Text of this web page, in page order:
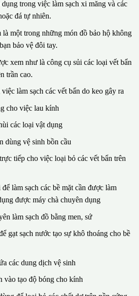
trong việc làm sạch xi măng và các
đá tự nhiên.
là một trong những món đồ bảo hộ không
bảo vệ đôi tay.
xem như là công cụ sủi các loại vết bẩn
trần cao.
làm sạch các vết bẩn do keo gây ra
cho việc lau kính
các loại vật dụng
dùng vệ sinh bồn cầu
tiếp cho việc loại bỏ các vết bẩn trên
làm sạch các bề mặt cần được làm
được máy chà chuyên dụng
làm sạch đồ bằng men, sứ
gạt sạch nước tạo sự khô thoáng cho bề
các dung dịch vệ sinh
vào tạo độ bóng cho kính